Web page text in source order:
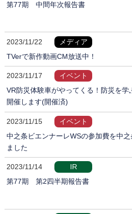
第77期 中間年次報告書
2023/11/22
メディア
TVerで新作動画CM放送中！
2023/11/17
イベント
VR防災体験車がやってくる！防災を
開催します(開催済)
2023/11/15
イベント
中之条ビエンナーレWSの参加費を中
ました
2023/11/14
IR
第77期 第2四半期報告書